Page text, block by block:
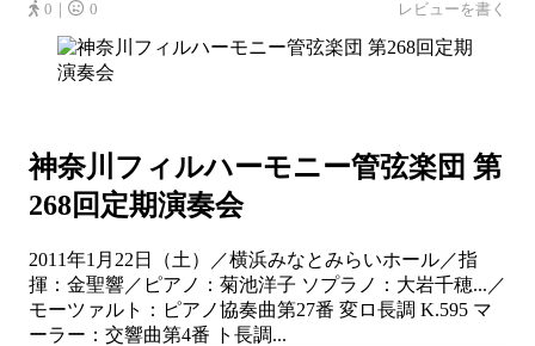
0｜ 0 レビューを書く
神奈川フィルハーモニー管弦楽団 第
268回定期演奏会
2011年1月22日（土）／横浜みなとみらいホール／指
揮：金聖響／ピアノ：菊池洋子 ソプラノ：大岩千穂...／
モーツァルト：ピアノ協奏曲第27番 変ロ長調 K.595 マ
ーラー：交響曲第4番 ト長調...